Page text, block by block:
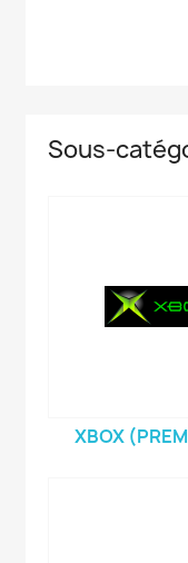
Sous-
XBOX